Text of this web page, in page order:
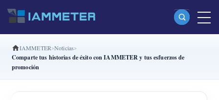
Productos
Medidor Wi-Fi bifásico (WEM2067)
IAMMETER Noticias
Comparte tus historias de éxito con IAMMETER y tus esfuerzos de
promoción